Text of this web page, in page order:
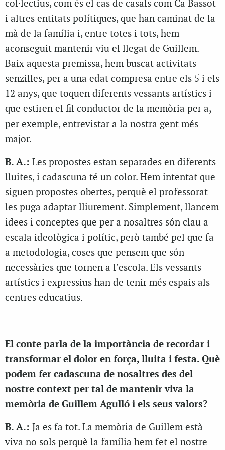
col·lectius, com és el cas de casals com Ca Bassot
i altres entitats polítiques, que han caminat de la
mà de la família i, entre totes i tots, hem
aconseguit mantenir viu el llegat de Guillem.
Baix aquesta premissa, hem buscat activitats
senzilles, per a una edat compresa entre els 5 i els
12 anys, que toquen diferents vessants artístics i
que estiren el fil conductor de la memòria per a,
per exemple, entrevistar a la nostra gent més
major.
B. A.: Les propostes estan separades en diferents
lluites, i cadascuna té un color. Hem intentat que
siguen propostes obertes, perquè el professorat
les puga adaptar lliurement. Simplement, llancem
idees i conceptes que per a nosaltres són clau a
escala ideològica i polític, però també pel que fa
a metodologia, coses que pensem que són
necessàries que tornen a l’escola. Els vessants
artístics i expressius han de tenir més espais als
centres educatius.
El conte parla de la importància de recordar i
transformar el dolor en força, lluita i festa. Què
podem fer cadascuna de nosaltres des del
nostre context per tal de mantenir viva la
memòria de Guillem Agulló i els seus valors?
B. A.: Ja es fa tot. La memòria de Guillem està
viva no sols perquè la família hem fet el nostre